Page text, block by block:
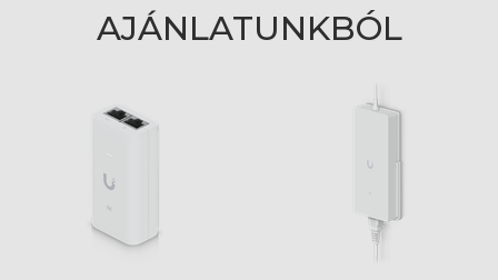
AJÁNLATUNKBÓL